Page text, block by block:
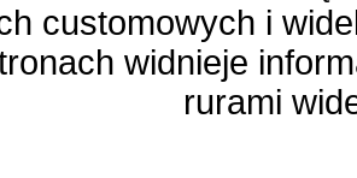
customowych i
widnieje
rurami